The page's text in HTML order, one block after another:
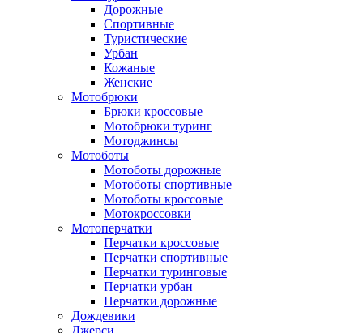
Дорожные
Спортивные
Туристические
Урбан
Кожаные
Женские
Мотобрюки
Брюки кроссовые
Мотобрюки туринг
Мотоджинсы
Мотоботы
Мотоботы дорожные
Мотоботы спортивные
Мотоботы кроссовые
Мотокроссовки
Мотоперчатки
Перчатки кроссовые
Перчатки спортивные
Перчатки туринговые
Перчатки урбан
Перчатки дорожные
Дождевики